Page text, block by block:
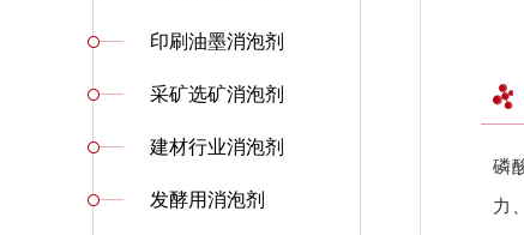
印刷油墨消泡剂
采矿选矿消泡剂
建材行业消泡剂
发酵用消泡剂
磷
力